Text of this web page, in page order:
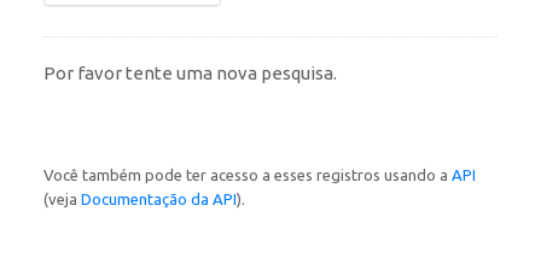
Por favor tente uma nova pesquisa.
Você também pode ter acesso a esses registros usando a API
(veja Documentação da API).